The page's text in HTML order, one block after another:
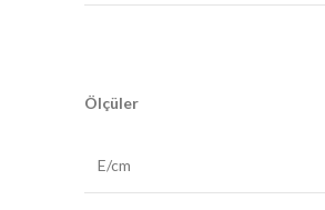
Ölçüler
E/cm